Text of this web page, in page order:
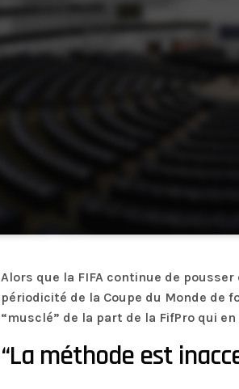
Alors que la FIFA continue de
périodicité de la Coupe du Monde de
“musclé” de la part de la FifPro qui
“La méthode est